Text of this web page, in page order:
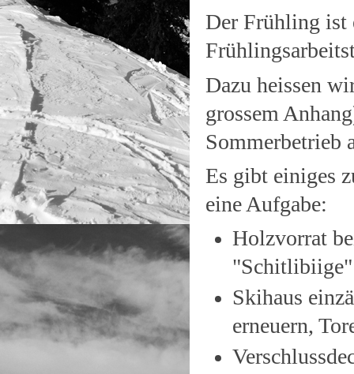
Der Frühling ist
Dazu heissen
grossem
Sommerbetrieb
Es gibt einiges
eine Aufgabe:
Holzvorrat
"Schitlibiige"
Skihaus
erneuern,